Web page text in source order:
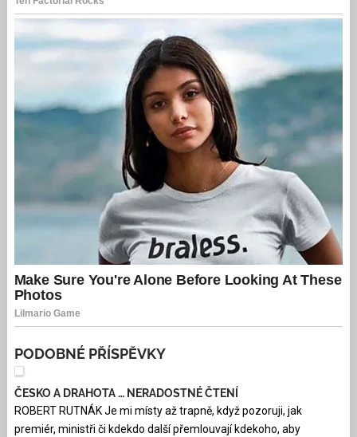
PODOBNÉ PŘÍSPĚVKY
ČESKO A DRAHOTA … NERADOSTNÉ ČTENÍ
ROBERT RUTNÁK Je mi místy až trapně, když pozoruji, jak
premiér, ministři či kdekdo další přemlouvají kdekoho, aby